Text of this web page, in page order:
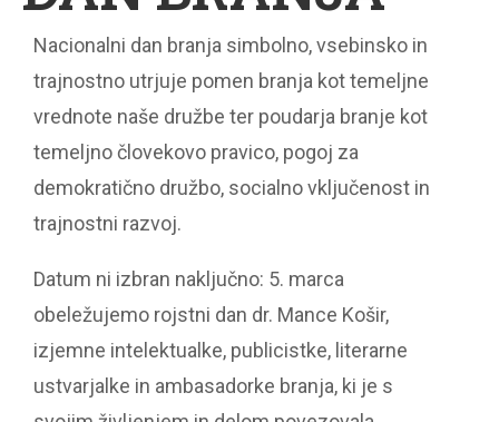
Nacionalni dan branja simbolno, vsebinsko in
trajnostno utrjuje pomen branja kot temeljne
vrednote naše družbe ter poudarja branje kot
temeljno človekovo pravico, pogoj za
demokratično družbo, socialno vključenost in
trajnostni razvoj.
Datum ni izbran naključno: 5. marca
obeležujemo rojstni dan dr. Mance Košir,
izjemne intelektualke, publicistke, literarne
ustvarjalke in ambasadorke branja, ki je s